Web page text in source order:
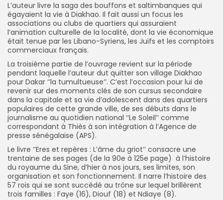
L’auteur livre la saga des bouffons et saltimbanques qui
égayaient la vie à Diakhao. Il fait aussi un focus les
associations ou clubs de quartiers qui assuraient
l’animation culturelle de la localité, dont la vie économique
était tenue par les Libano-Syriens, les Juifs et les comptoirs
commerciaux français.
La troisième partie de l’ouvrage revient sur la période
pendant laquelle l’auteur dut quitter son village Diakhao
pour Dakar ‘’la tumultueuse’’. C’est l’occasion pour lui de
revenir sur des moments clés de son cursus secondaire
dans la capitale et sa vie d’adolescent dans des quartiers
populaires de cette grande ville, de ses débuts dans le
journalisme au quotidien national ‘’Le Soleil’’ comme
correspondant à Thiès à son intégration à l’Agence de
presse sénégalaise (APS).
Le livre ‘’Eres et repères : L’âme du griot’’ consacre une
trentaine de ses pages (de la 90e à 125e page) à l’histoire
du royaume du Sine, d’hier à nos jours, ses limites, son
organisation et son fonctionnement. Il narre l’histoire des
57 rois qui se sont succédé au trône sur lequel brillèrent
trois familles : Faye (16), Diouf (18) et Ndiaye (8).